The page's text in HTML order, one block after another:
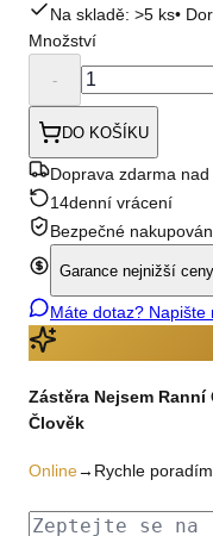
Na skladě: >5 ks•
Množství
-
DO KOŠÍKU
Doprava zdarma
14denní vrácení
Bezpečné
Garance nejnižší ceny
Máte dotaz? Napište
Zástěra Nejsem
Člověk
Online→ Rychle